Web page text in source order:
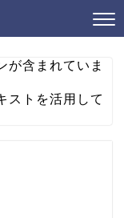
が含まれていま
ストを活用して